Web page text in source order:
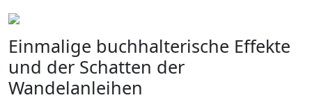
Einmalige buchhalterische Effekte
und der Schatten der
Wandelanleihen